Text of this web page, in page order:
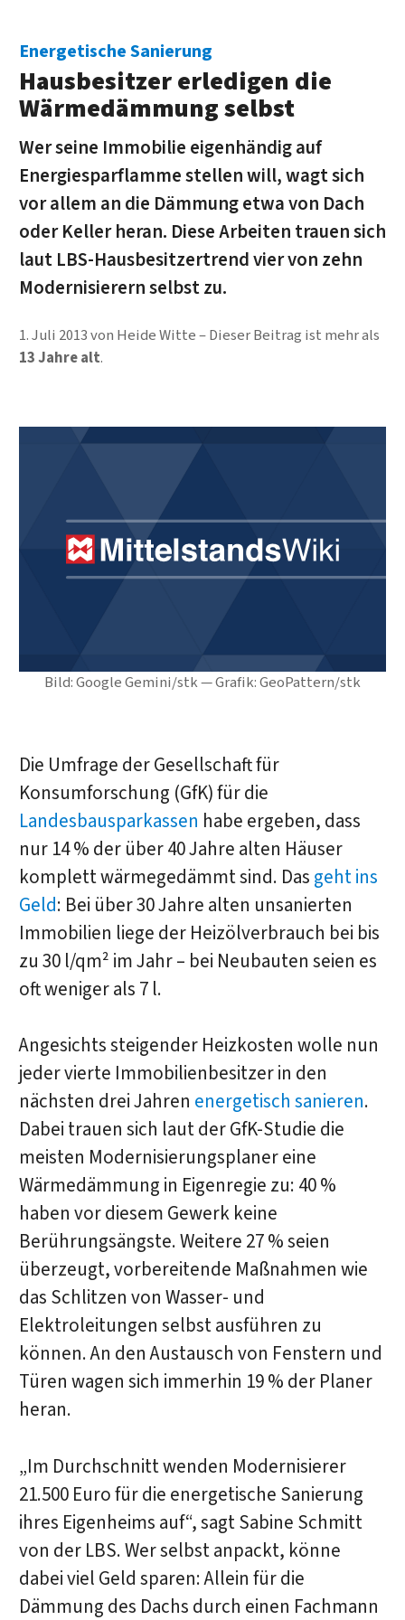
Bild: Google Gemini/stk — Grafik: GeoPattern/stk
Energetische Sanierung
Hausbesitzer erledigen die
Wärmedämmung selbst
Wer seine Immobilie eigenhändig auf
Energiesparflamme stellen will, wagt sich
vor allem an die Dämmung etwa von Dach
oder Keller heran. Diese Arbeiten trauen sich
laut LBS-Hausbesitzertrend vier von zehn
Modernisierern selbst zu.
1. Juli 2013von Heide Witte
Dieser Beitrag ist mehr als
13 Jahre alt.
Die Umfrage der Gesellschaft für
Konsumforschung (GfK) für die
Landesbausparkassen habe ergeben, dass
nur 14 % der über 40 Jahre alten Häuser
komplett wärmegedämmt sind. Das geht ins
Geld: Bei über 30 Jahre alten unsanierten
Immobilien liege der Heizölverbrauch bei bis
zu 30 l/qm² im Jahr – bei Neubauten seien es
oft weniger als 7 l.
Angesichts steigender Heizkosten wolle nun
jeder vierte Immobilienbesitzer in den
nächsten drei Jahren energetisch sanieren.
Dabei trauen sich laut der GfK-Studie die
meisten Modernisierungsplaner eine
Wärmedämmung in Eigenregie zu: 40 %
haben vor diesem Gewerk keine
Berührungsängste. Weitere 27 % seien
überzeugt, vorbereitende Maßnahmen wie
das Schlitzen von Wasser- und
Elektroleitungen selbst ausführen zu
können. An den Austausch von Fenstern und
Türen wagen sich immerhin 19 % der Planer
heran.
„Im Durchschnitt wenden Modernisierer
21.500 Euro für die energetische Sanierung
ihres Eigenheims auf“, sagt Sabine Schmitt
von der LBS. Wer selbst anpackt, könne
dabei viel Geld sparen: Allein für die
Dämmung des Dachs durch einen Fachmann